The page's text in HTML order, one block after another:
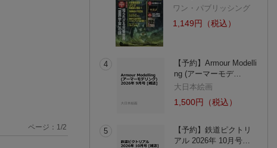
ページ： 1/2
ワン・パブリッシング
1,149円（税込）
4
【予約】Armour Modelli
ng (アーマーモデ…
大日本絵画
1,500円（税込）
5
【予約】鉄道ピクトリ
アル 2026年 10月号…